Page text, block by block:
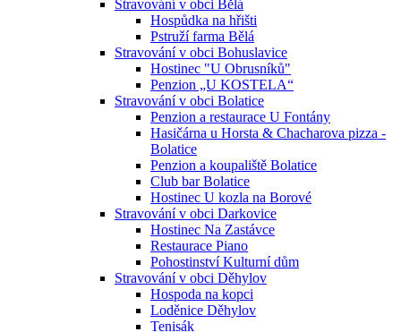
Stravování v obci Bělá
Hospůdka na hřišti
Pstruží farma Bělá
Stravování v obci Bohuslavice
Hostinec "U Obrusníků"
Penzion „U KOSTELA“
Stravování v obci Bolatice
Penzion a restaurace U Fontány
Hasičárna u Horsta & Chacharova pizza -
Bolatice
Penzion a koupaliště Bolatice
Club bar Bolatice
Hostinec U kozla na Borové
Stravování v obci Darkovice
Hostinec Na Zastávce
Restaurace Piano
Pohostinství Kulturní dům
Stravování v obci Děhylov
Hospoda na kopci
Loděnice Děhylov
Tenisák